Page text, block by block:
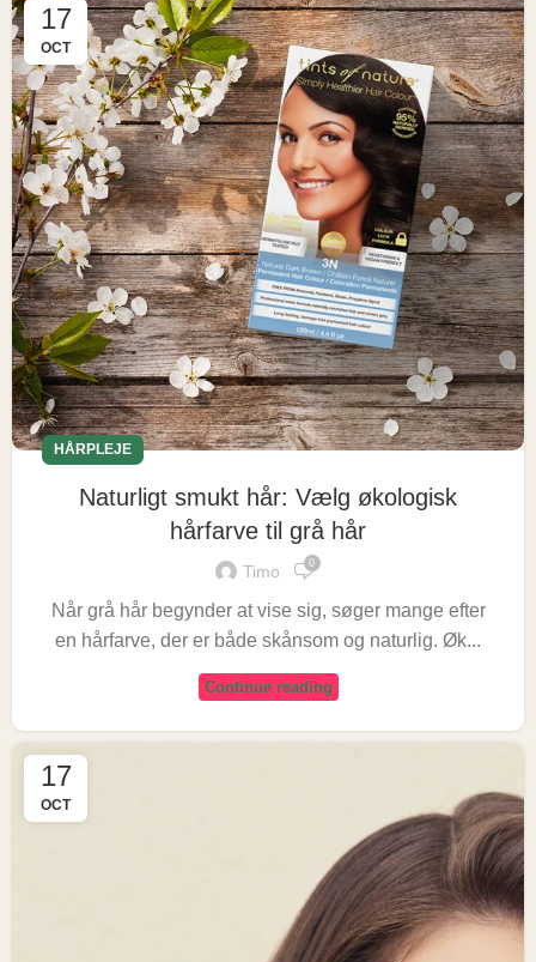
17
OCT
HÅRPLEJE
Naturligt smukt hår: Vælg økologisk
hårfarve til grå hår
Timo 0
Når grå hår begynder at vise sig, søger mange efter
en hårfarve, der er både skånsom og naturlig. Øk...
Continue reading
17
OCT